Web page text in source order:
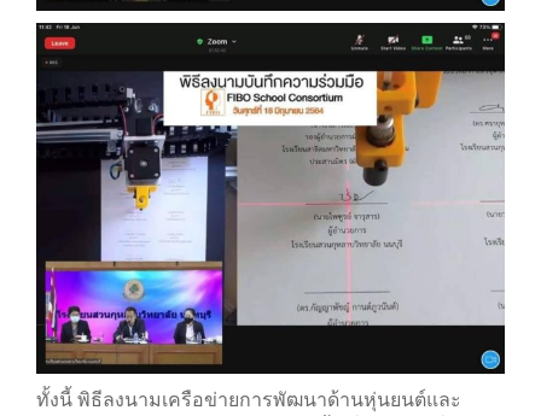
ทั้งนี้ พิธีลงนามเครือข่ายการพัฒนาด้านหุ่นยนต์และ